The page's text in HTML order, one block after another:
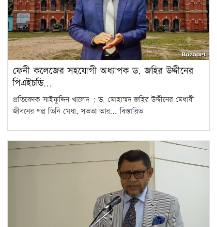
ফেনী কলেজের সহযোগী অধ্যাপক ড. জহির উদ্দীনের
পিএইচডি…
প্রতিবেদক সাইফুদ্দিন খালেদ : ড. মোহাম্মদ জহির উদ্দীনের মেধাবী
জীবনের গল্প তিনি মেধা, সততা আর...বিস্তারিত